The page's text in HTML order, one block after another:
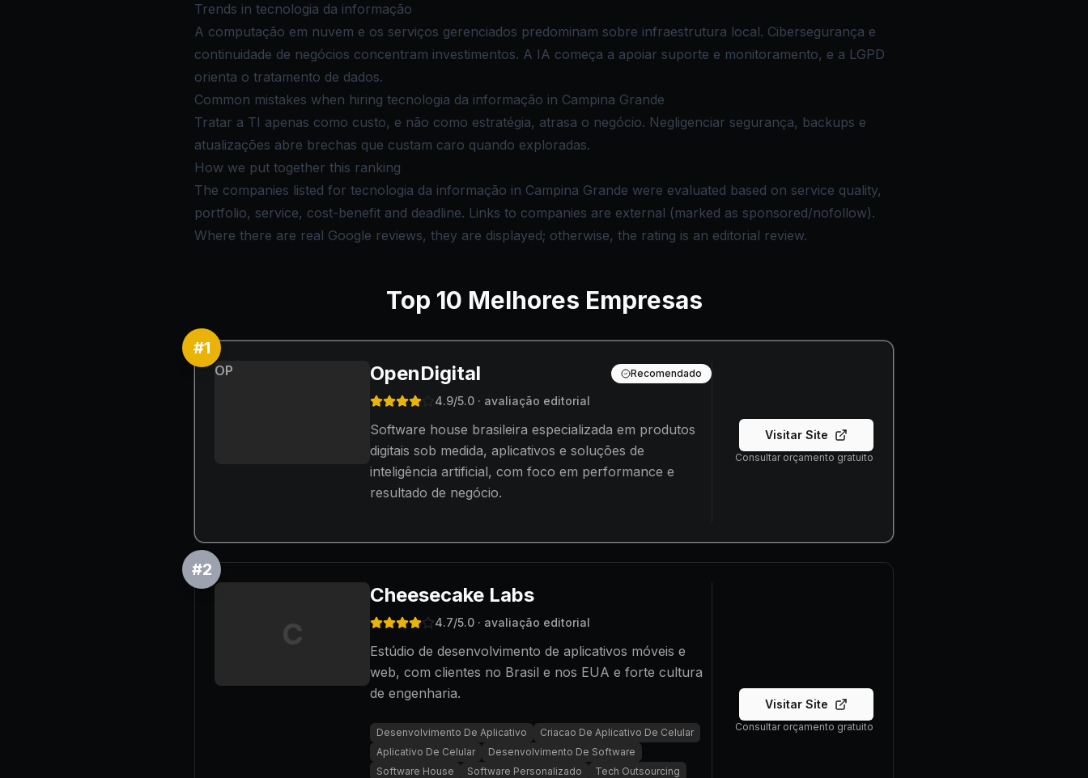
Trends in tecnologia da informação
A computação em nuvem e os serviços gerenciados predominam sobre infraestrutura local. Cibersegurança e
continuidade de negócios concentram investimentos. A IA começa a apoiar suporte e monitoramento, e a LGPD
orienta o tratamento de dados.
Common mistakes when hiring tecnologia da informação in Campina Grande
Tratar a TI apenas como custo, e não como estratégia, atrasa o negócio. Negligenciar segurança, backups e
atualizações abre brechas que custam caro quando exploradas.
How we put together this ranking
The companies listed for tecnologia da informação in Campina Grande were evaluated based on service quality,
portfolio, service, cost-benefit and deadline. Links to companies are external (marked as sponsored/nofollow).
Where there are real Google reviews, they are displayed; otherwise, the rating is an editorial review.
Top 10 Melhores Empresas
#1
OP OpenDigital Recomendado
4.9/5.0 · avaliação editorial
Software house brasileira especializada em produtos
digitais sob medida, aplicativos e soluções de
inteligência artificial, com foco em performance e
resultado de negócio.
Visitar Site
Consultar orçamento gratuito
#2
C
Cheesecake Labs
4.7/5.0 · avaliação editorial
Estúdio de desenvolvimento de aplicativos móveis e
web, com clientes no Brasil e nos EUA e forte cultura
de engenharia.
Desenvolvimento De Aplicativo
Criacao De Aplicativo De Celular
Aplicativo De Celular
Desenvolvimento De Software
Software House
Software Personalizado
Tech Outsourcing
Visitar Site
Consultar orçamento gratuito